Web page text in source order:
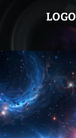
LOGO